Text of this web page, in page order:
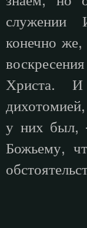
служении
конечно
Христа.
у них был,
Божьему,